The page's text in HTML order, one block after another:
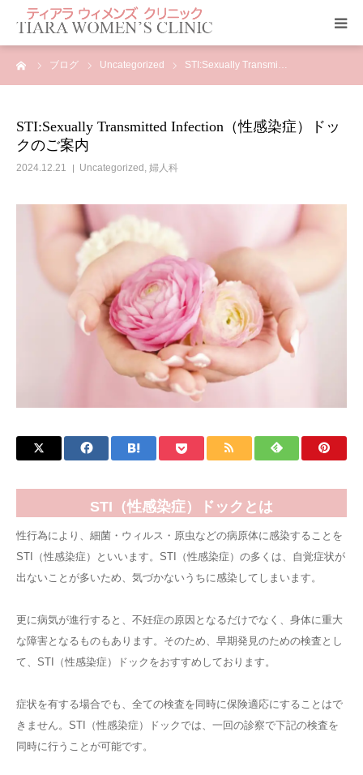
ブログ Uncategorized STI:Sexually Transmi…
STI:Sexually Transmitted Infection（性感染症）ドッ
クのご案内
2024.12.21 Uncategorized , 婦人科
STI（性感染症）ドックとは
性行為により、細菌・ウィルス・原虫などの病原体に感染することを
STI（性感染症）といいます。STI（性感染症）の多くは、自覚症状が
出ないことが多いため、気づかないうちに感染してしまいます。
更に病気が進行すると、不妊症の原因となるだけでなく、身体に重大
な障害となるものもあります。そのため、早期発見のための検査とし
て、STI（性感染症）ドックをおすすめしております。
症状を有する場合でも、全ての検査を同時に保険適応にすることはで
きません。STI（性感染症）ドックでは、一回の診察で下記の検査を
同時に行うことが可能です。
クリニック紹介
ティアラ ニュース
アクセス
診療科目
よくあるご質問